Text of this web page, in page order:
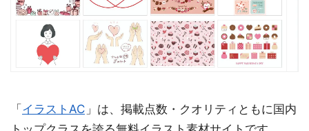
「 イラストAC 」は、掲載点数・クオリティともに国内